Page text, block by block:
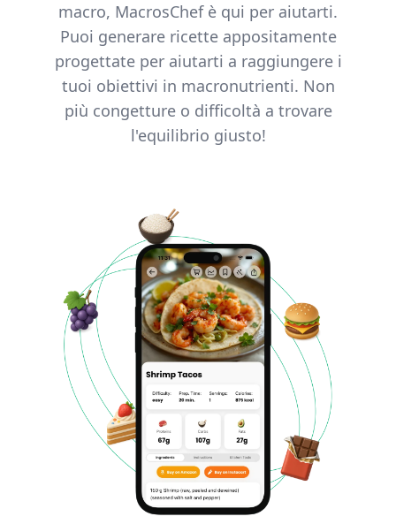
macro, MacrosChef è qui per aiutarti.
Puoi generare ricette appositamente
progettate per aiutarti a raggiungere i
tuoi obiettivi in macronutrienti. Non
più congetture o difficoltà a trovare
l'equilibrio giusto!